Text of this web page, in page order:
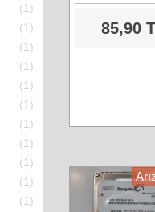
1
1
1
1
1
1
1
1
1
1
1
85,90